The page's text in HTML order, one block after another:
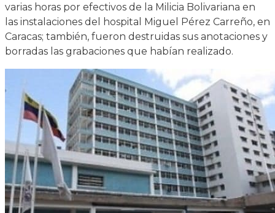
varias horas por efectivos de la Milicia Bolivariana en
las instalaciones del hospital Miguel Pérez Carreño, en
Caracas; también, fueron destruidas sus anotaciones y
borradas las grabaciones que habían realizado.